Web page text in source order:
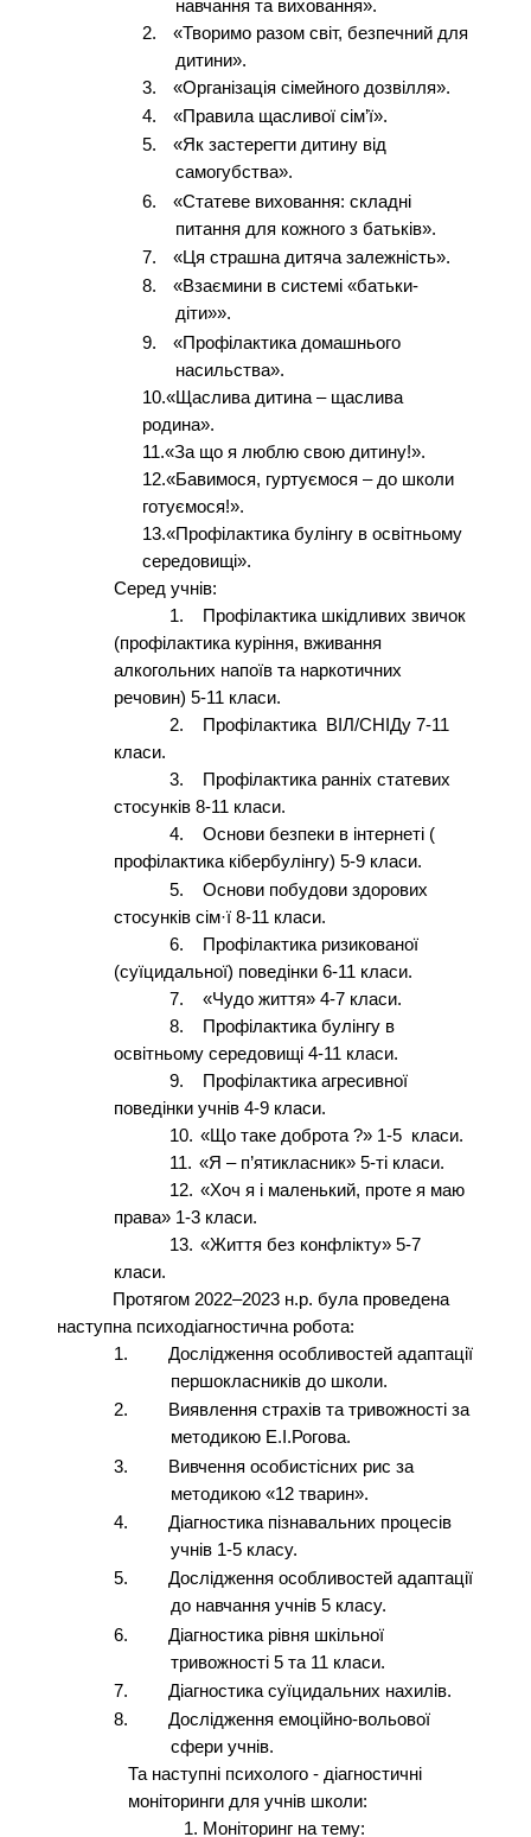
навчання та виховання».
2.
«Творимо разом світ, безпечний для
дитини».
3.
«Організація сімейного дозвілля».
4.
«Правила щасливої сім’ї».
5.
«Як застерегти дитину від
самогубства».
6.
«Статеве виховання: складні
питання для кожного з батьків».
7.
«Ця страшна дитяча залежність».
8.
«Взаємини в системі «батьки-
діти»».
9.
«Профілактика домашнього
насильства».
10.«Щаслива дитина – щаслива
родина».
11.«За що я люблю свою дитину!».
12.«Бавимося, гуртуємося – до школи
готуємося!».
13.«Профілактика булінгу в освітньому
середовищі».
Серед учнів:
1.
Профілактика шкідливих звичок
(профілактика куріння, вживання
алкогольних напоїв та наркотичних
речовин) 5-11 класи.
2.
Профілактика ВІЛ/СНІДу 7-11
класи.
3.
Профілактика ранніх статевих
стосунків 8-11 класи.
4.
Основи безпеки в інтернеті (
профілактика кібербулінгу) 5-9 класи.
5.
Основи побудови здорових
стосунків сім·ї 8-11 класи.
6.
Профілактика ризикованої
(суїцидальної) поведінки 6-11 класи.
7.
«Чудо життя» 4-7 класи.
8.
Профілактика булінгу в
освітньому середовищі 4-11 класи.
9.
Профілактика агресивної
поведінки учнів 4-9 класи.
10. «Що таке доброта ?» 1-5 класи.
11. «Я – п’ятикласник» 5-ті класи.
12. «Хоч я і маленький, проте я маю
права» 1-3 класи.
13. «Життя без конфлікту» 5-7
класи.
Протягом 2022–2023 н.р. була проведена
наступна психодіагностична робота:
1.
Дослідження особливостей адаптації
першокласників до школи.
2.
Виявлення страхів та тривожності за
методикою Е.І.Рогова.
3.
Вивчення особистісних рис за
методикою «12 тварин».
4.
Діагностика пізнавальних процесів
учнів 1-5 класу.
5.
Дослідження особливостей адаптації
до навчання учнів 5 класу.
6.
Діагностика рівня шкільної
тривожності 5 та 11 класи.
7.
Діагностика суїцидальних нахилів.
8.
Дослідження емоційно-вольової
сфери учнів.
Та наступні психолого - діагностичні
моніторинги для учнів школи:
1. Моніторинг на тему: